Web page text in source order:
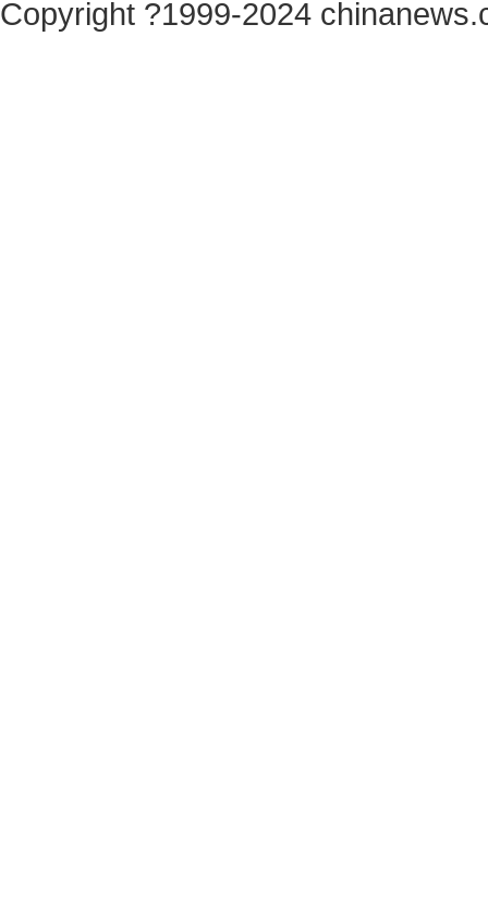
Copyright ?1999-2024